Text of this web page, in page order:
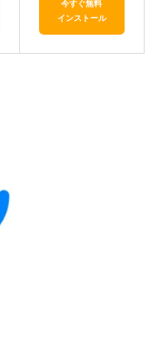
今すぐ無料
インストール